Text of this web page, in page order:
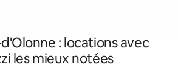
: locations avec
les mieux notées